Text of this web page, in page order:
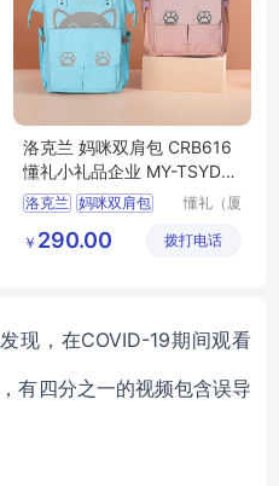
洛克兰 妈咪双肩包 CRB616
懂礼小礼品企业 MY-TSYD-
(T)-32
洛克兰 妈咪双肩包
MY TSYD T
懂礼（厦
链有限公
￥ 290.00 拨打电话
发现， 在COVID-19期间观看
有四分之一的视频包含误导